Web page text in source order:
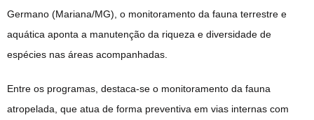
Germano (Mariana/MG), o monitoramento da fauna terrestre e
aquática aponta a manutenção da riqueza e diversidade de
espécies nas áreas acompanhadas.
Entre os programas, destaca-se o monitoramento da fauna
atropelada, que atua de forma preventiva em vias internas com